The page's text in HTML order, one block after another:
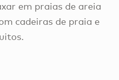
em praias de areia
cadeiras de praia e